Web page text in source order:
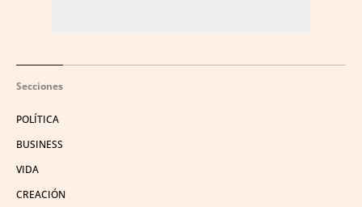
Secciones
POLÍTICA
BUSINESS
VIDA
CREACIÓN